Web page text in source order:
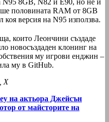
половината RAM от 8GB
версия на N95 използва.
които Леончини създаде
новосъздаден клонинг на
му игрови енджин –
му в GitHub.
X
на актьора Джейсън
от майсторите на